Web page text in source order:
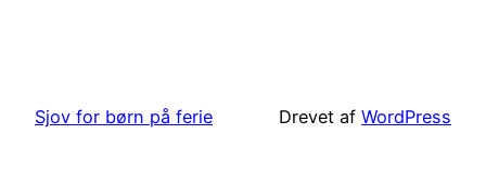
Sjov for børn på ferie Drevet af WordPress